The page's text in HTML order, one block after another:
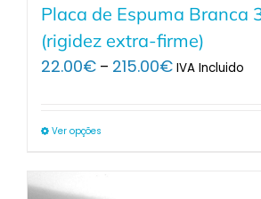
Placa de Espuma Branca
(rigidez extra-firme)
22.00€ – 215.00€Price
IVA Incluido
Ver opções